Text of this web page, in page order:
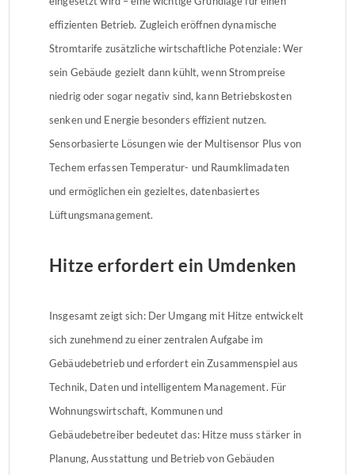
effizienten Betrieb. Zugleich eröffnen dynamische
Stromtarife zusätzliche wirtschaftliche Potenziale: Wer
sein Gebäude gezielt dann kühlt, wenn Strompreise
niedrig oder sogar negativ sind, kann Betriebskosten
senken und Energie besonders effizient nutzen.
Sensorbasierte Lösungen wie der Multisensor Plus von
Techem erfassen Temperatur- und Raumklimadaten
und ermöglichen ein gezieltes, datenbasiertes
Lüftungsmanagement.
Hitze erfordert ein Umdenken
Insgesamt zeigt sich: Der Umgang mit Hitze entwickelt
sich zunehmend zu einer zentralen Aufgabe im
Gebäudebetrieb und erfordert ein Zusammenspiel aus
Technik, Daten und intelligentem Management. Für
Wohnungswirtschaft, Kommunen und
Gebäudebetreiber bedeutet das: Hitze muss stärker in
Planung, Ausstattung und Betrieb von Gebäuden